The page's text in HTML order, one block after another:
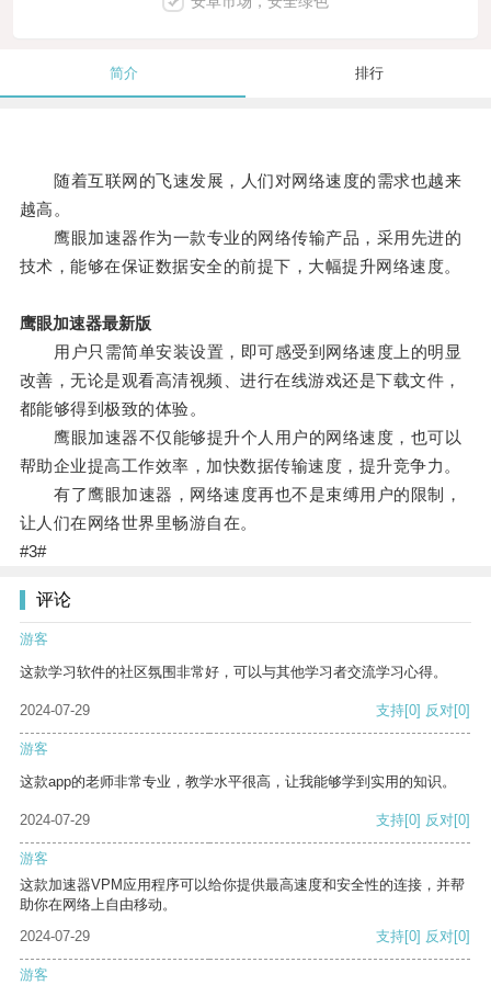
简介 排行
随着互联网的飞速发展，人们对网络速度的需求也越来
越高。
鹰眼加速器作为一款专业的网络传输产品，采用先进的
技术，能够在保证数据安全的前提下，大幅提升网络速度。
鹰眼加速器最新版
用户只需简单安装设置，即可感受到网络速度上的明显
改善，无论是观看高清视频、进行在线游戏还是下载文件，
都能够得到极致的体验。
鹰眼加速器不仅能够提升个人用户的网络速度，也可以
帮助企业提高工作效率，加快数据传输速度，提升竞争力。
有了鹰眼加速器，网络速度再也不是束缚用户的限制，
让人们在网络世界里畅游自在。
#3#
评论
游客
这款学习软件的社区氛围非常好，可以与其他学习者交流学习心得。
2024-07-29 支持[0] 反对[0]
游客
这款app的老师非常专业，教学水平很高，让我能够学到实用的知识。
2024-07-29 支持[0] 反对[0]
游客
这款加速器VPM应用程序可以给你提供最高速度和安全性的连接，并帮
助你在网络上自由移动。
2024-07-29
支持[0] 反对[0]
游客